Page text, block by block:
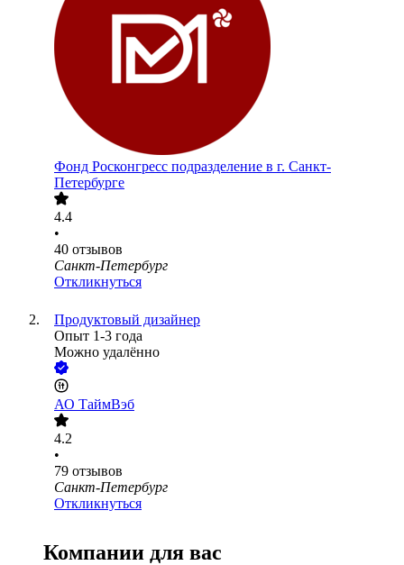
Фонд Росконгресс подразделение в г. Санкт-
Петербурге
4.4
•
40 отзывов
Санкт-Петербург
Откликнуться
Продуктовый дизайнер
Опыт 1-3 года
Можно удалённо
АО ТаймВэб
4.2
•
79 отзывов
Санкт-Петербург
Откликнуться
Компании для вас